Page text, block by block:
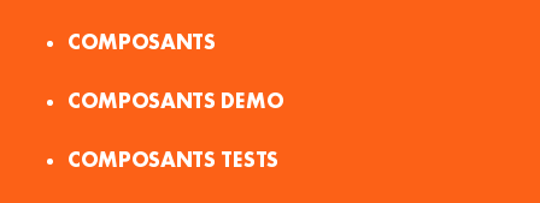
COMPOSANTS
COMPOSANTS DEMO
COMPOSANTS TESTS